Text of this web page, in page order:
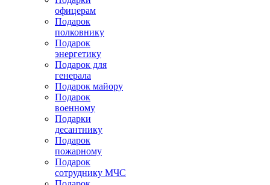
офицерам
Подарок
полковнику
Подарок
энергетику
Подарок для
генерала
Подарок майору
Подарок
военному
Подарки
десантнику
Подарок
пожарному
Подарок
сотруднику МЧС